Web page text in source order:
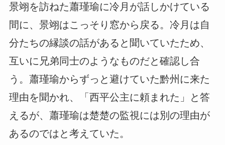
景翊を訪ねた蕭瑾瑜に冷月が話しかけている
間に、景翊はこっそり窓から戻る。冷月は自
分たちの縁談の話があると聞いていたため、
互いに兄弟同士のようなものだと確認し合
う。蕭瑾瑜からずっと避けていた黔州に来た
理由を聞かれ、「西平公主に頼まれた」と答
えるが、蕭瑾瑜は楚楚の監視には別の理由が
あるのではと考えていた。